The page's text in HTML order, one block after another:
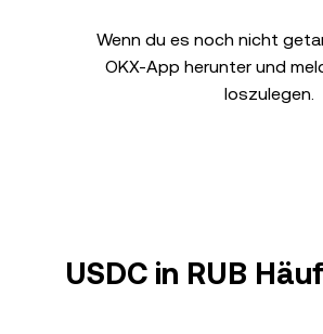
Wenn du es noch nicht
OKX-App herunter und
loszulegen.
USDC in RUB